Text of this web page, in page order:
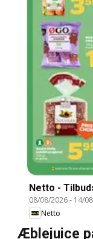
Netto -
08/08/2026- 14/
Netto
Æblejuice